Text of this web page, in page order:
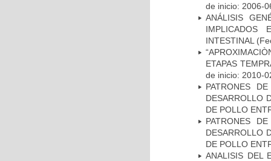
de inicio: 2006-
ANÁLISIS
IMPLICADOS
INTESTINAL
ETAPAS
de inicio: 2010-
PATRONES
DESARROLLO
DE POLLO
PATRONES
DESARROLLO
DE POLLO
ANALISIS DEL